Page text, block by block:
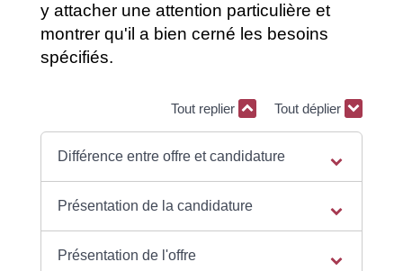
y attacher une attention particulière et
montrer qu'il a bien cerné les besoins
spécifiés.
Tout replier Tout déplier
Différence entre offre et candidature
Présentation de la candidature
Présentation de l'offre